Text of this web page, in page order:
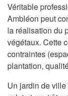
Véritable
Ambléon peut
la réalisation du
végétaux. Cette
contraintes
plantation,
Un jardin de